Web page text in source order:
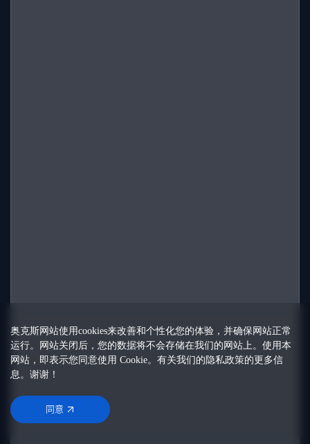
奥克斯网站使用cookies来改善和个性化您的体验，并确保网站正常
运行。网站关闭后，您的数据将不会存储在我们的网站上。使用本
网站，即表示您同意使用 Cookie。有关我们的 隐私政策的更多信
息。谢谢！
同意